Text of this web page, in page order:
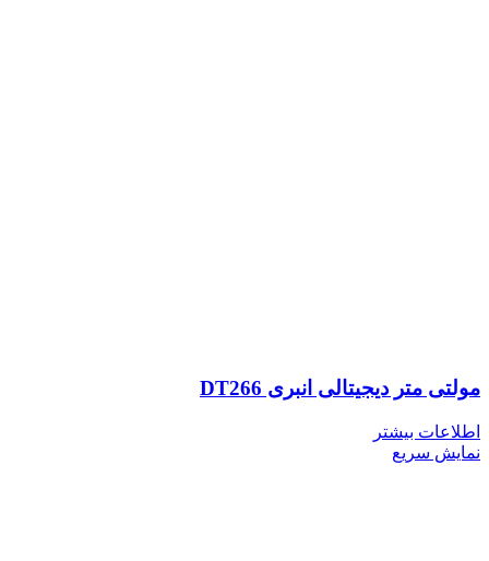
مولتی متر دیجیتالی انبری DT266
اطلاعات بیشتر
نمایش سریع